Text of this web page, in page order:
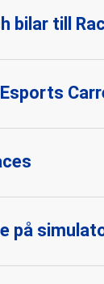
bilar till
på